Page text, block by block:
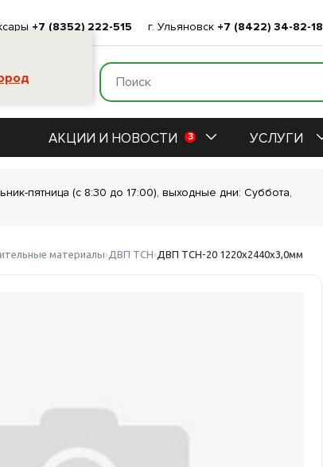
+7 (8352) 222-515 г. Ульяновск +7 (8422) 34-82-18
АКЦИИ И НОВОСТИ 3 УСЛУГИ
пятница (с 8:30 до 17:00), выходные дни: Суббота,
материалы ДВП ТСН ДВП ТСН-20 1220х2440х3,0мм